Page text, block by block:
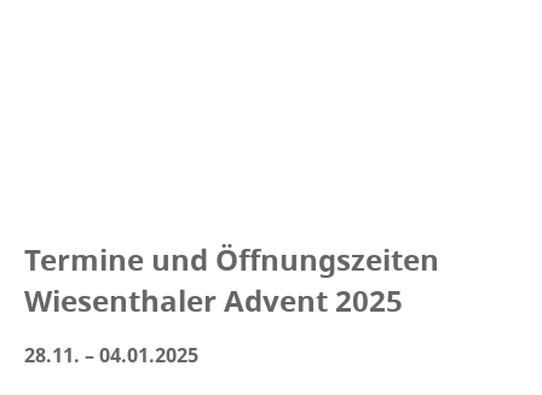
Termine und Öffnungszeiten
Wiesenthaler Advent 2025
28.11. – 04.01.2025